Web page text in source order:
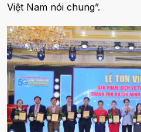
Việt Nam nói chung”.